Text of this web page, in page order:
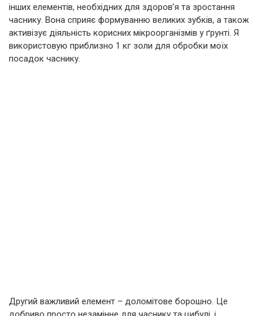
інших елементів, необхідних для здоров’я та зростання
часнику. Вона сприяє формуванню великих зубків, а також
активізує діяльність корисних мікроорганізмів у ґрунті. Я
використовую приблизно 1 кг золи для обробки моїх
посадок часнику.
Другий важливий елемент – доломітове борошно. Це